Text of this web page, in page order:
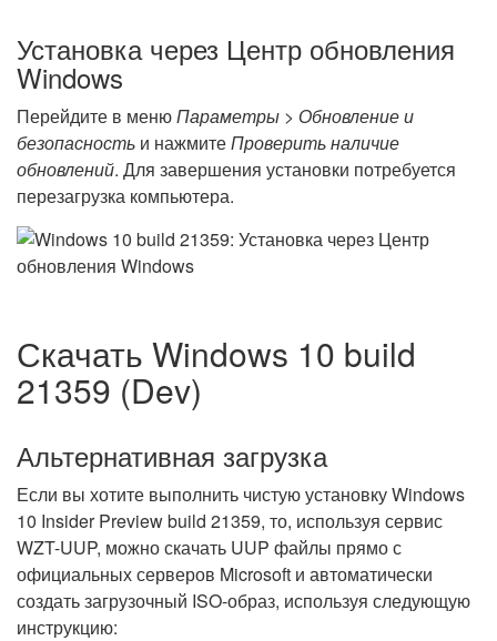
Установка через Центр обновления
Windows
Перейдите в менюПараметры > Обновление и
безопасность и нажмитеПроверить наличие
обновлений. Для завершения установки потребуется
перезагрузка компьютера.
Скачать Windows 10 build
21359 (Dev)
Альтернативная загрузка
Если вы хотите выполнить чистую установку Windows
10 Insider Preview build 21359, то, используя сервис
WZT-UUP, можно скачать UUP файлы прямо с
официальных серверов Microsoft и автоматически
создать загрузочный ISO-образ, используя следующую
инструкцию: